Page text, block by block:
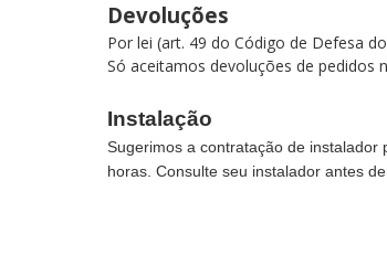
Devoluções
Por lei (art. 49 do Código de Defesa
Só aceitamos devoluções de pedidos
Instalação
Sugerimos a contratação de
horas. Consulte seu instalador antes